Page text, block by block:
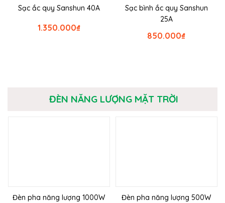
Sạc ắc quy Sanshun 40A
₫
1.350.000
Sạc bình ắc quy Sanshun
25A
₫
850.000
ĐÈN NĂNG LƯỢNG MẶT TRỜI
Đèn pha năng lượng 1000W
Đèn pha năng lượng 500W